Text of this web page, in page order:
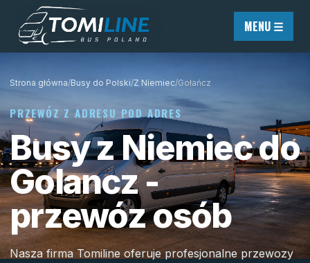
Przejdź do treści
MENU ☰
Strona główna/Busy do Polski/Z Niemiec/Gołańcz
PRZEWÓZ Z ADRESU POD ADRES
Busy z Niemiec do
Golancz -
przewóz osób
Nasza firma Tomiline oferuje profesjonalne przewozy